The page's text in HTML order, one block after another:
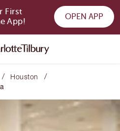
First
App!
OPEN APP
/ Houston /